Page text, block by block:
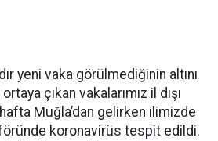
yeni vaka görülmediğinin altını
çıkan vakalarımız il dışı
Muğla’dan gelirken ilimizde
koronavirüs tespit edildi.